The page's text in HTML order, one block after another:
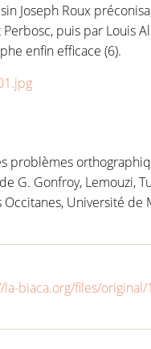
Joseph Roux
Perbosc, puis par Louis
enfin efficace (6).
problèmes
G. Gonfroy, Lemouzi,
Occitanes, Université de